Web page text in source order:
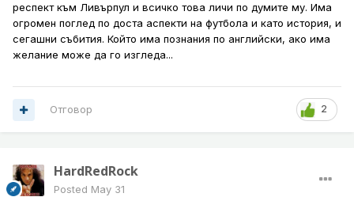
респект към Ливърпул и всичко това личи по думите му. Има
огромен поглед по доста аспекти на футбола и като история, и
сегашни събития. Който има познания по английски, ако има
желание може да го изгледа...
2
Отговор
HardRedRock
Posted May 31